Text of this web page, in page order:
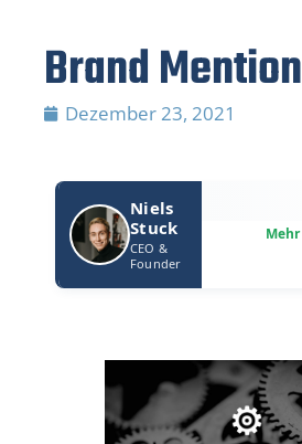
Brand Mention
Dezember 23, 2021
Niels
Stuck
CEO &
Founder